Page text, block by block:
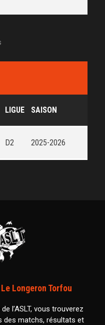
LIGUE SAISON
D2 2025-2026
Longeron Torfou
l’ASLT, vous trouverez
des matchs, résultats et